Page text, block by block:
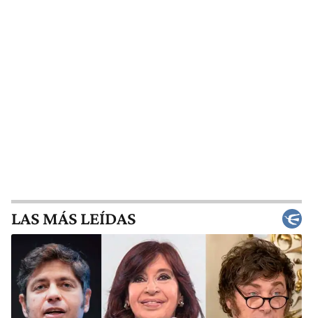
LAS MÁS LEÍDAS